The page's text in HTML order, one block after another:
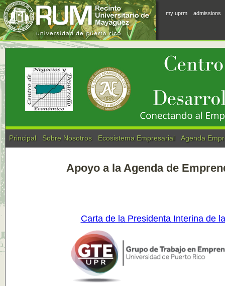
my uprm admissions
Principal Sobre Nosotros Ecosistema Empresarial Agenda
Apoyo a la Agenda de
Carta de la Presidenta Interina de